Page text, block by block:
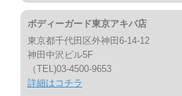
ボディーガード東京アキバ店
東京都千代田区外神田6-14-12
神田中沢ビル5F
（TEL)03-4500-9653
詳細はコチラ